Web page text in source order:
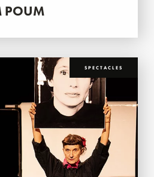
POUM
SPECTACLES